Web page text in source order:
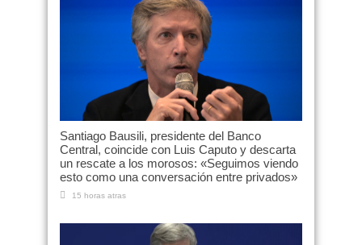
Santiago Bausili, presidente del Banco
Central, coincide con Luis Caputo y descarta
un rescate a los morosos: «Seguimos viendo
esto como una conversación entre privados»
15 horas atras